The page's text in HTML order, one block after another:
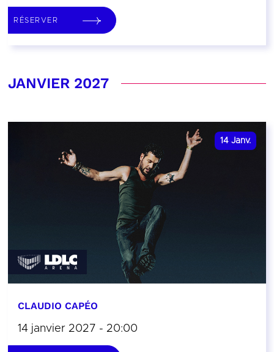
RÉSERVER
JANVIER 2027
14 Janv.
CLAUDIO CAPÉO
14 janvier 2027 - 20:00